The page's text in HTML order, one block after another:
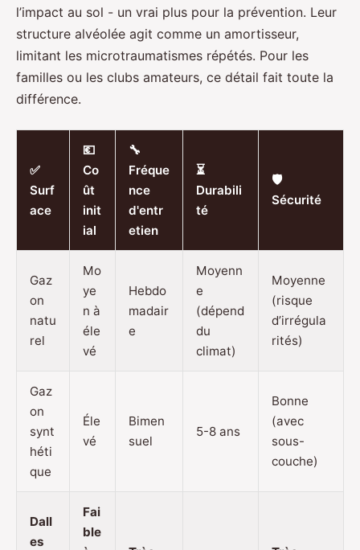
l’impact au sol - un vrai plus pour la prévention. Leur
structure alvéolée agit comme un amortisseur,
limitant les microtraumatismes répétés. Pour les
familles ou les clubs amateurs, ce détail fait toute la
différence.
✅
Surf
ace
💶
Co
ût
init
ial
🔧
Fréque
nce
d'entr
etien
⏳
Durabili
té
🛡️
Sécurité
Gaz
on
natu
rel
Mo
ye
n à
éle
vé
Hebdo
madair
e
Moyenn
e
(dépend
du
climat)
Moyenne
(risque
d’irrégula
rités)
Gaz
on
synt
héti
que
Éle
vé
Bimen
suel
5-8 ans
Bonne
(avec
sous-
couche)
Dall
es
Fai
ble